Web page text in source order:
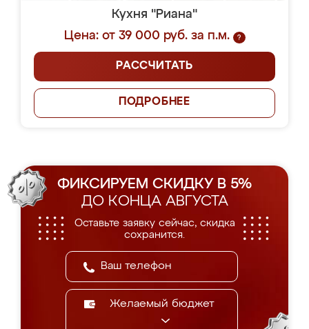
Кухня "Риана"
Цена: от 39 000 руб. за п.м.
?
РАССЧИТАТЬ
ПОДРОБНЕЕ
ФИКСИРУЕМ СКИДКУ В 5%
ДО КОНЦА АВГУСТА
Оставьте заявку сейчас, скидка
сохранится.
Желаемый бюджет